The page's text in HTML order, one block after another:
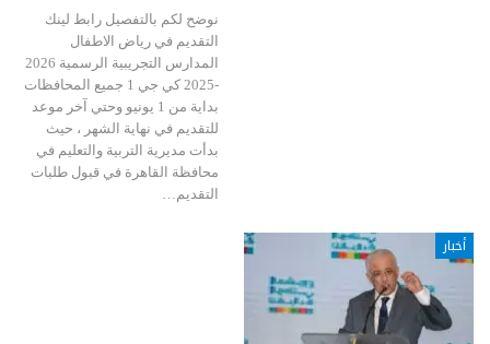
نوضح لكم بالتفصيل رابط لينك
التقديم في رياض الاطفال
المدارس التجريبية الرسمية 2026
-2025 كي جي 1 جميع المحافظات
بداية من 1 يونيو وحتي آخر موعد
للتقديم في نهاية الشهر ، حيث
بدأت مديرية التربية والتعليم في
محافظة القاهرة في قبول طلبات
التقديم…
أخبار